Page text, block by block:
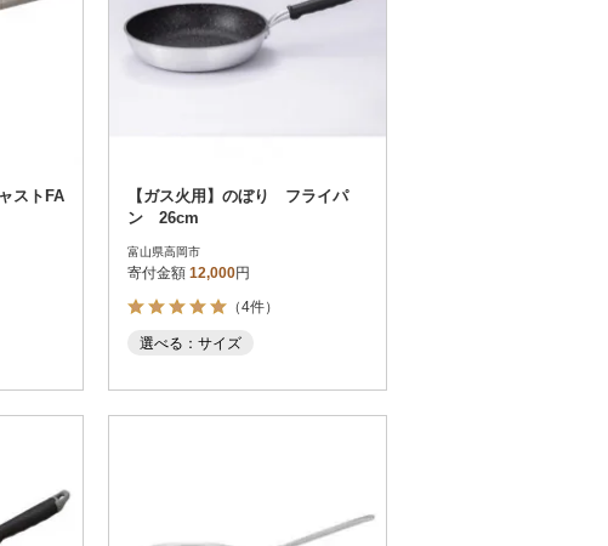
ストFA
【ガス火用】のぼり フライパ
ン 26cm
富山県高岡市
寄付金額 12,000円
（4件）
選べる：サイズ